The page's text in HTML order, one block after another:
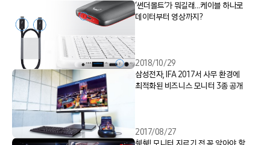
‘썬더볼트’가 뭐길래…케이블 하나로
데이터부터 영상까지?
2018/10/29
삼성전자, IFA 2017서 사무 환경에
최적화된 비즈니스 모니터 3종 공개
2017/08/27